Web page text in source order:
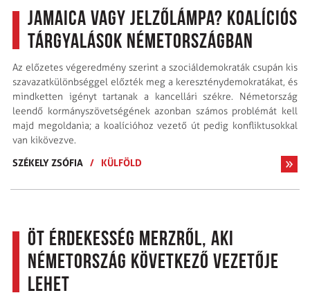
Jamaica vagy jelzőlámpa? Koalíciós
tárgyalások Németországban
Az előzetes végeredmény szerint a szociáldemokraták csupán kis
szavazatkülönbséggel előzték meg a kereszténydemokratákat, és
mindketten igényt tartanak a kancellári székre. Németország
leendő kormányszövetségének azonban számos problémát kell
majd megoldania; a koalícióhoz vezető út pedig konfliktusokkal
van kikövezve.
SZÉKELY ZSÓFIA / KÜLFÖLD
Öt érdekesség Merzről, aki
Németország következő vezetője
lehet